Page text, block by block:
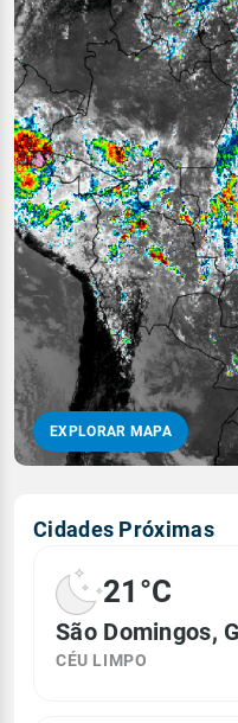
EXPLORAR MAPA
Cidades Próximas
21°C
São Domingos,
CÉU LIMPO